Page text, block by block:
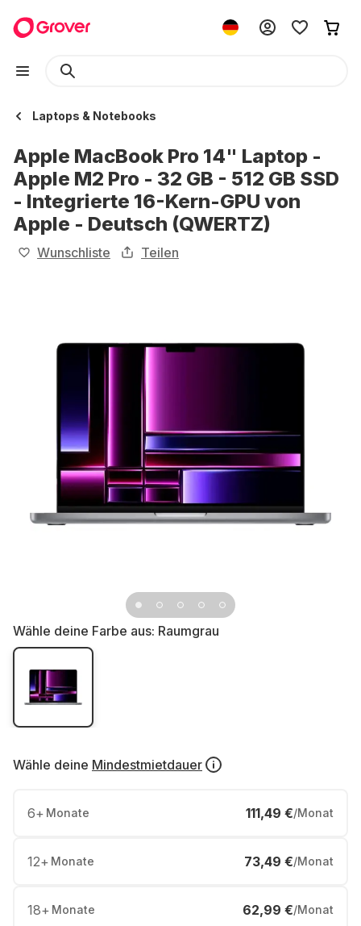
Laptops & Notebooks
Apple MacBook Pro 14" Laptop -
Apple M2 Pro - 32 GB - 512 GB SSD
- Integrierte 16-Kern-GPU von
Apple - Deutsch (QWERTZ)
Wunschliste Teilen
Wähle deine Farbe aus: Raumgrau
Wähle deine Mindestmietdauer
6+ Monate 111,49 €/Monat
12+ Monate 73,49 €/Monat
18+ Monate 62,99 €/Monat